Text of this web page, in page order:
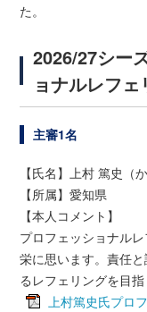
た。
2026/27シー
ョナルレフェ
主審1名
【氏名】上村 篤史（
【所属】愛知県
【本人コメント】
プロフェッショナル
栄に思います。責任
るレフェリングを目
上村篤史氏プロ